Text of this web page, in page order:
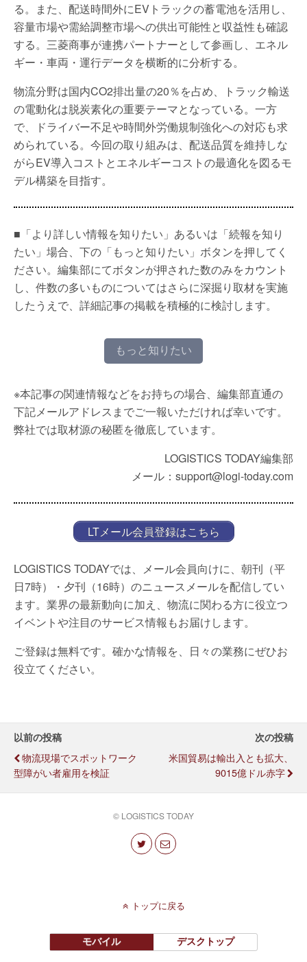
る。また、配送時間外にEVトラックの蓄電池を活用し、
容量市場や需給調整市場への供出可能性と収益性も確認
する。三菱商事が連携パートナーとして参画し、エネル
ギー・車両・運行データを横断的に分析する。
物流分野は国内CO2排出量の20％を占め、トラック輸送
の電動化は脱炭素化の重要テーマとなっている。一方
で、ドライバー不足や時間外労働規制強化への対応も求
められている。今回の取り組みは、配送品質を維持しな
がらEV導入コストとエネルギーコストの最適化を図るモ
デル構築を目指す。
■「より詳しい情報を知りたい」あるいは「続報を知り
たい」場合、下の「もっと知りたい」ボタンを押してく
ださい。編集部にてボタンが押された数のみをカウント
し、件数の多いものについてはさらに深掘り取材を実施
したうえで、詳細記事の掲載を積極的に検討します。
もっと知りたい
※本記事の関連情報などをお持ちの場合、編集部直通の
下記メールアドレスまでご一報いただければ幸いです。
弊社では取材源の秘匿を徹底しています。
LOGISTICS TODAY編集部
メール：support@logi-today.com
LTメール会員登録はこちら
LOGISTICS TODAYでは、メール会員向けに、朝刊（平
日7時）・夕刊（16時）のニュースメールを配信してい
ます。業界の最新動向に加え、物流に関わる方に役立つ
イベントや注目のサービス情報もお届けします。
ご登録は無料です。確かな情報を、日々の業務にぜひお
役立てください。
以前の投稿
物流現場でスポットワーク
型障がい者雇用を検証
次の投稿
米国貿易は輸出入とも拡大、
9015億ドル赤字
© LOGISTICS TODAY
トップに戻る
モバイル デスクトップ